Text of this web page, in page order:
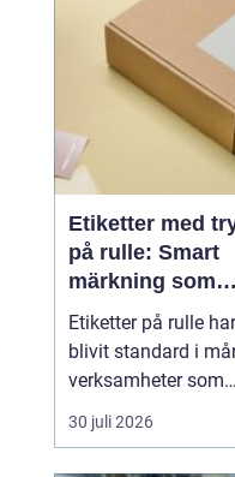
luktar illa eller
golvbrunnar
Etiketter med
på rulle: Smart
märkning som
stärker både
och varumärke
Etiketter på rulle har
blivit standard i
verksamheter som
behöver snabb,
och hållbar
30 juli 2026